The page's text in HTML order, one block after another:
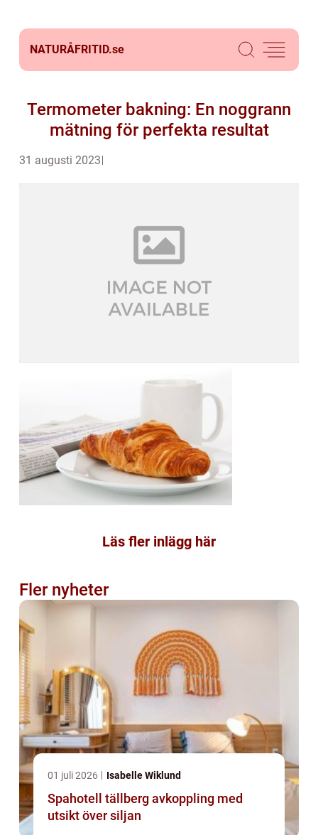
NATURÅFRITID.se
Termometer bakning: En noggrann
mätning för perfekta resultat
31 augusti 2023
Läs fler inlägg här
Fler nyheter
01 juli 2026 Isabelle Wiklund
Spahotell tällberg avkoppling med
utsikt över siljan